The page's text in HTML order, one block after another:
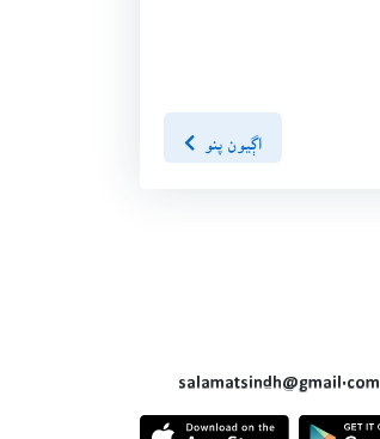
اڳيون پنو
salamatsindh@gmail.com